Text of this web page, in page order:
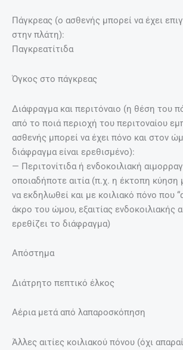
Πάγκρεας (ο ασθενής μπορεί να έχει
στην πλάτη):
Παγκρεατίτιδα
Όγκος στο πάγκρεας
Διάφραγμα και περιτόναιο (η θέση του
από το ποιά περιοχή του περιτοναίου
ασθενής μπορεί να έχει πόνο και στον
διάφραγμα είναι ερεθισμένο):
— Περιτονίτιδα ή ενδοκοιλιακή
οποιαδήποτε αιτία (π.χ. η έκτοπη κύηση
να εκδηλωθεί και με κοιλιακό πόνο που
άκρο του ώμου, εξαιτίας ενδοκοιλιακής
ερεθίζει το διάφραγμα)
Απόστημα
Διάτρητο πεπτικό έλκος
Αέρια μετά από λαπαροσκόπηση
Άλλες αιτίες κοιλιακού πόνου (όχι